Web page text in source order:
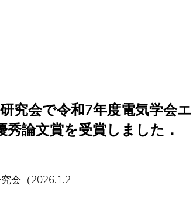
究会で令和7年度電気学会エ
論文賞を受賞しました．
会（2026.1.2